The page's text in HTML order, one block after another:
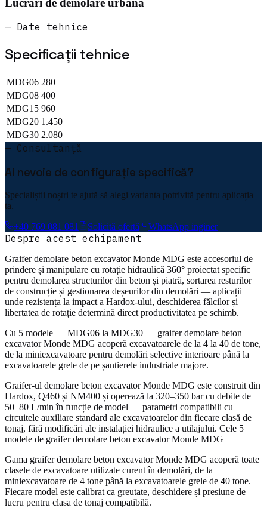
Lucrări de demolare urbană
— Date tehnice
Specificații tehnice
MDG06 280
MDG08 400
MDG15 960
MDG20 1.450
MDG30 2.080
— Consultanță
Ai nevoie de configurație specifică?
Specialiștii noștri te ajută să alegi varianta potrivită pentru aplicația
ta.
+40 769 081 081 Solicită ofertă WhatsApp inginer
Despre acest echipament
Graifer demolare beton excavator Monde MDG este accesoriul de
prindere și manipulare cu rotație hidraulică 360° proiectat specific
pentru demolarea structurilor din beton și piatră, sortarea resturilor
de construcție și gestionarea deșeurilor din demolări — aplicații
unde rezistența la impact a Hardox-ului, deschiderea fălcilor și
libertatea de rotație determină direct productivitatea pe schimb.
Cu 5 modele — MDG06 la MDG30 — graifer demolare beton
excavator Monde MDG acoperă excavatoarele de la 4 la 40 de tone,
de la miniexcavatoare pentru demolări selective interioare până la
excavatoarele grele de pe șantierele industriale majore.
Graifer-ul demolare beton excavator Monde MDG este construit din
Hardox, Q460 și NM400 și operează la 320–350 bar cu debite de
50–80 L/min în funcție de model — parametri compatibili cu
circuitele auxiliare standard ale excavatoarelor din fiecare clasă de
tonaj, fără modificări ale instalației hidraulice a utilajului. Cele 5
modele de graifer demolare beton excavator Monde MDG
Gama graifer demolare beton excavator Monde MDG acoperă toate
clasele de excavatoare utilizate curent în demolări, de la
miniexcavatoare de 4 tone până la excavatoarele grele de 40 tone.
Fiecare model este calibrat ca greutate, deschidere și presiune de
lucru pentru clasa de tonaj compatibilă.